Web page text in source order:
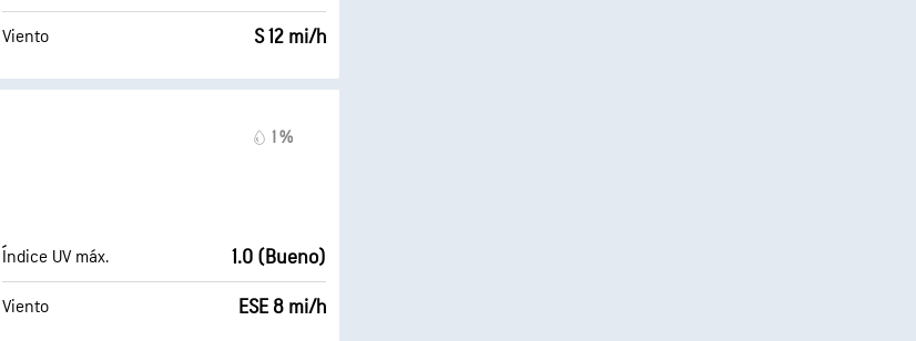
Viento S 12 mi/h
1 %
Índice UV máx. 1.0 (Bueno)
Viento ESE 8 mi/h